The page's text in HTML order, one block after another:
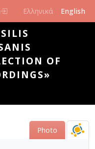
Ελληνικά English
OF
Photo